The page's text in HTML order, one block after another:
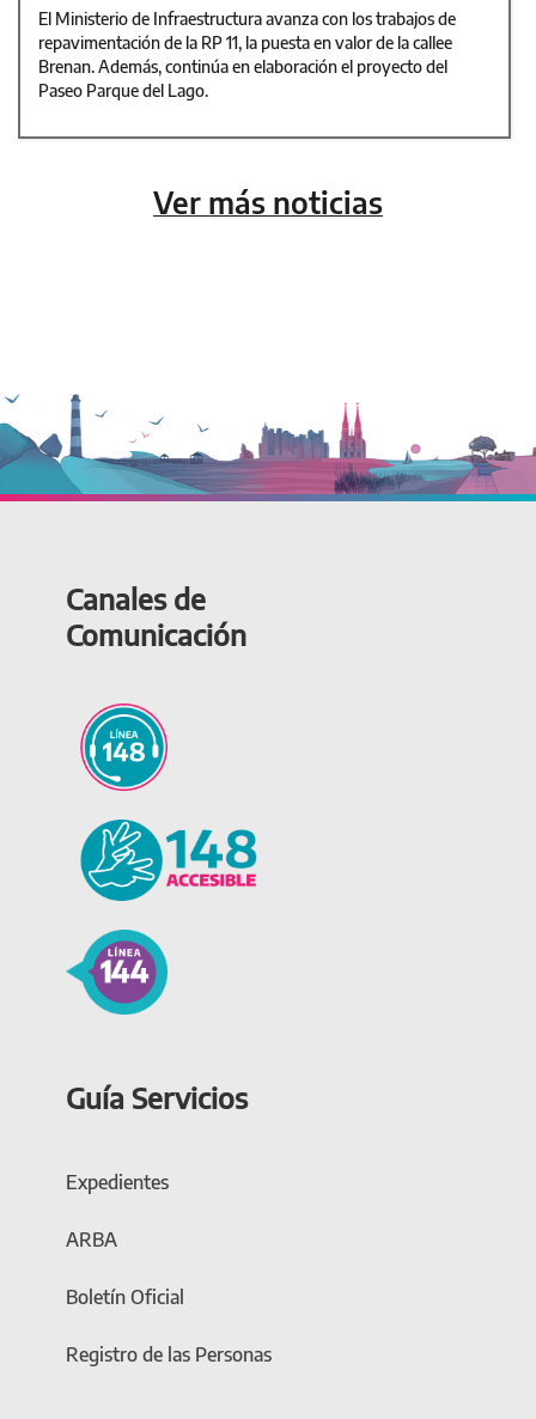
El Ministerio de Infraestructura avanza con los trabajos de
repavimentación de la RP 11, la puesta en valor de la callee
Brenan. Además, continúa en elaboración el proyecto del
Paseo Parque del Lago.
Ver más noticias
Canales de
Comunicación
Guía Servicios
Expedientes
ARBA
Boletín Oficial
Registro de las Personas